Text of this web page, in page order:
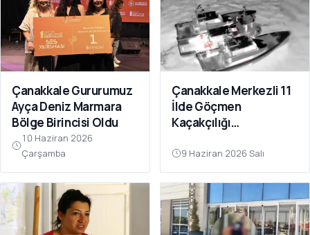
Çanakkale Gururumuz
Ayça Deniz Marmara
Bölge Birincisi Oldu
10 Haziran 2026
Çarşamba
Çanakkale Merkezli 11
İlde Göçmen
Kaçakçılığı
Tutuklama
9 Haziran 2026 Salı